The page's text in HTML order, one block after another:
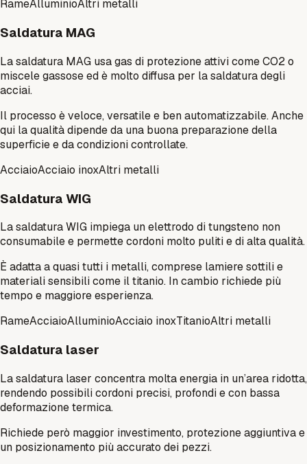
RameAlluminioAltri metalli
Saldatura MAG
La saldatura MAG usa gas di protezione attivi come CO2 o
miscele gassose ed è molto diffusa per la saldatura degli
acciai.
Il processo è veloce, versatile e ben automatizzabile. Anche
qui la qualità dipende da una buona preparazione della
superficie e da condizioni controllate.
AcciaioAcciaio inoxAltri metalli
Saldatura WIG
La saldatura WIG impiega un elettrodo di tungsteno non
consumabile e permette cordoni molto puliti e di alta qualità.
È adatta a quasi tutti i metalli, comprese lamiere sottili e
materiali sensibili come il titanio. In cambio richiede più
tempo e maggiore esperienza.
RameAcciaioAlluminioAcciaio inoxTitanioAltri metalli
Saldatura laser
La saldatura laser concentra molta energia in un’area ridotta,
rendendo possibili cordoni precisi, profondi e con bassa
deformazione termica.
Richiede però maggior investimento, protezione aggiuntiva e
un posizionamento più accurato dei pezzi.